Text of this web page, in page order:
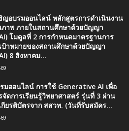
ญอบรมออนไลน์ หลักสูตรการดำเนินงาน
าพ ภายในสถานศึกษาด้วยปัญญา
โมดูลที่ 2 การกำหนดมาตรฐานการ
ป้าหมายของสถานศึกษาด้วยปัญญา
8 สิงหาคม...
มออนไลน์ การใช้ Generative AI เพื่อ
จัดการเรียนรู้วิทยาศาสตร์ รุ่นที่ 3 ผ่าน
ยรติบัตรจาก สสวท. (วันที่รับสมัคร...